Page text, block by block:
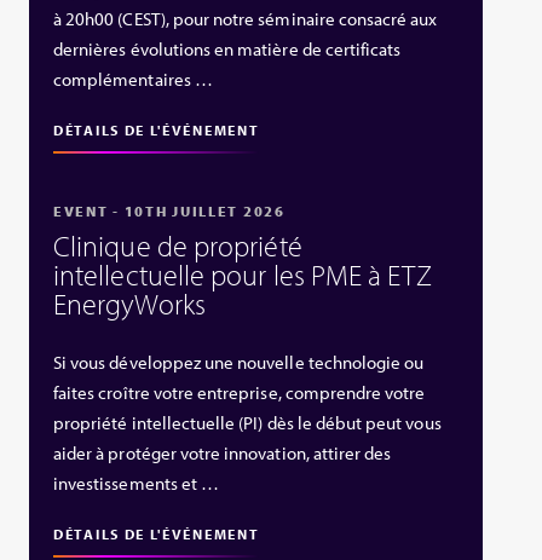
à 20h00 (CEST), pour notre séminaire consacré aux
dernières évolutions en matière de certificats
complémentaires …
DÉTAILS DE L'ÉVÉNEMENT
EVENT - 10TH JUILLET 2026
Clinique de propriété
intellectuelle pour les PME à ETZ
EnergyWorks
Si vous développez une nouvelle technologie ou
faites croître votre entreprise, comprendre votre
propriété intellectuelle (PI) dès le début peut vous
aider à protéger votre innovation, attirer des
investissements et …
DÉTAILS DE L'ÉVÉNEMENT